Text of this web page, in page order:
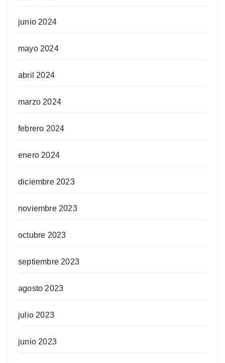
junio 2024
mayo 2024
abril 2024
marzo 2024
febrero 2024
enero 2024
diciembre 2023
noviembre 2023
octubre 2023
septiembre 2023
agosto 2023
julio 2023
junio 2023